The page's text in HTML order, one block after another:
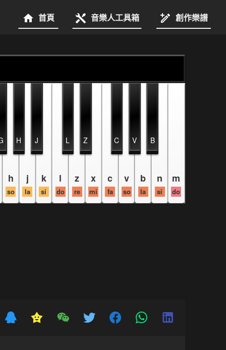
首頁 音樂人工具箱 創作樂譜
h
so
j
la
k
si
l
do
z
re
x
mi
c
fa
v
so
b
la
n
si
m
do
H J L Z C V B